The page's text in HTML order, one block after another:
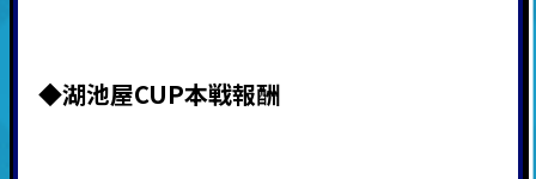
◆湖池屋CUP本戦報酬